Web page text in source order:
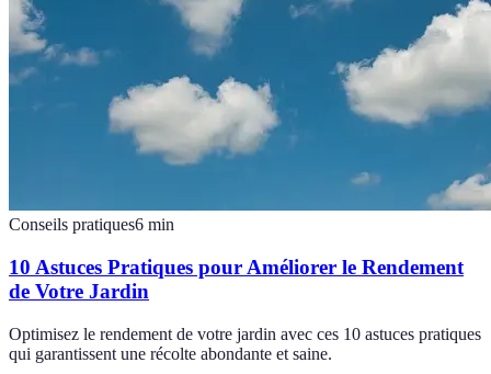
Conseils pratiques6 min
10 Astuces Pratiques pour Améliorer le Rendement
de Votre Jardin
Optimisez le rendement de votre jardin avec ces 10 astuces pratiques
qui garantissent une récolte abondante et saine.